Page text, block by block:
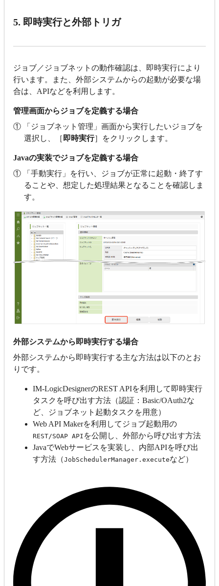
5. 即時実行と外部トリガ
ジョブ／ジョブネットの動作確認は、即時実行により
行います。また、外部システムからの起動が必要な場
合は、APIなどを利用します。
管理画面からジョブを定義する場合
① 「ジョブネット管理」画面から実行したいジョブを
選択し、［ 即時実行］をクリックします。
Javaの実装でジョブを定義する場合
① 「手動実行」を行い、ジョブが正常に起動・終了す
ることや、想定した処理結果となることを確認しま
す。
外部システムから即時実行する場合
外部システムから即時実行する主な方法は以下のとお
りです。
IM-LogicDesignerのREST APIを利用して即時実行
タスクを呼び出す方法（認証：Basic/OAuth2な
ど、ジョブネット起動タスクを用意）
Web API Makerを利用してジョブ起動用の
REST/SOAP API を公開し、外部から呼び出す方法
JavaでWebサービスを実装し、内部APIを呼び出
す方法（JobSchedulerManager.executeなど）